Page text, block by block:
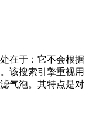
在于：它不会根据
该搜索引擎重视用
气泡。其特点是对